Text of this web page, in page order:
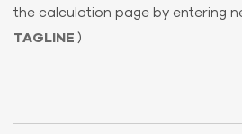
the calculation page by entering
TAGLINE )